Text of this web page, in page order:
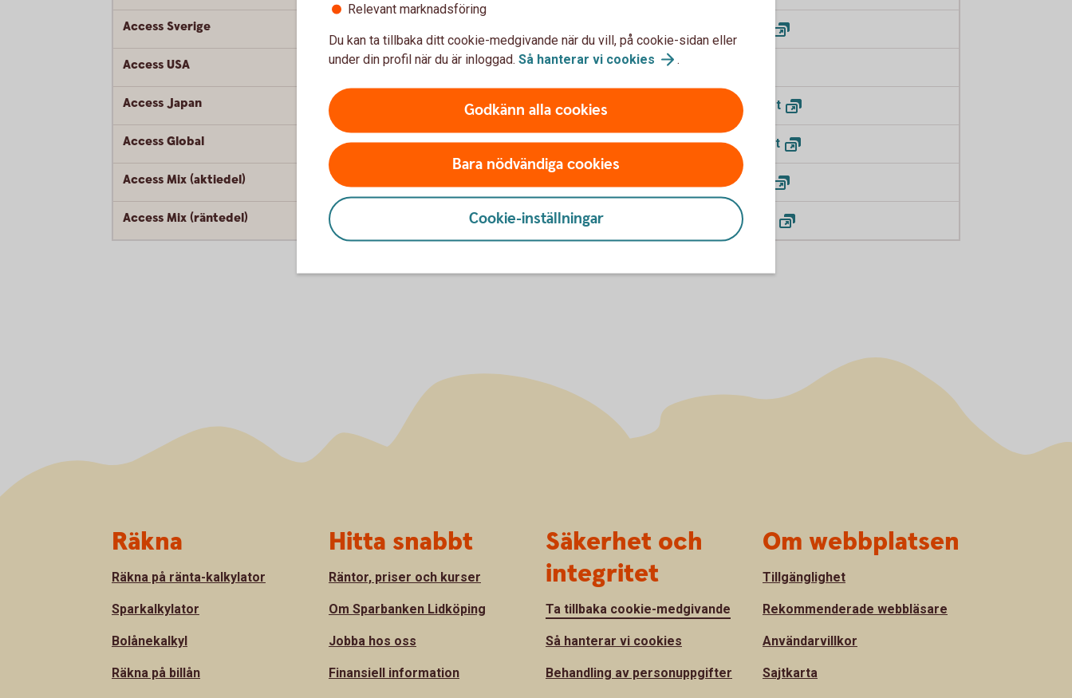
Access Sverige
Access USA MSCI USA (pdf)
Access Japan (pdf) MSCI Japan Net
Access Global MSCI World Net(pdf) MSCI World Net
Access Mix (aktiedel) OMXSBCapGI
Access Mix (räntedel) OMRX Bond
Relevant marknadsföring
Du kan ta tillbaka ditt cookie-medgivande när du vill, på cookie-sidan eller
under din profil när du är inloggad. Så hanterar vi cookies .
Godkänn alla cookies
Bara nödvändiga cookies
Cookie-inställningar
Räkna
Räkna på ränta-kalkylator
Sparkalkylator
Bolånekalkyl
Räkna på billån
Hitta snabbt
Räntor, priser och kurser
Om Sparbanken Lidköping
Jobba hos oss
Finansiell information
Säkerhet och
integritet
Ta tillbaka cookie-medgivande
Så hanterar vi cookies
Behandling av personuppgifter
Om webbplatsen
Tillgänglighet
Rekommenderade webbläsare
Användarvillkor
Sajtkarta